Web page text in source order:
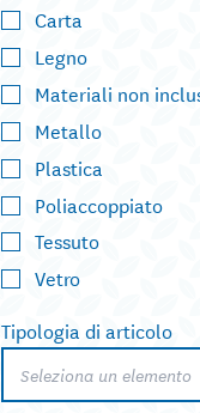
Carta
Legno
Materiali non
Metallo
Plastica
Poliaccoppiato
Tessuto
Vetro
Tipologia di articolo
Seleziona un elemento